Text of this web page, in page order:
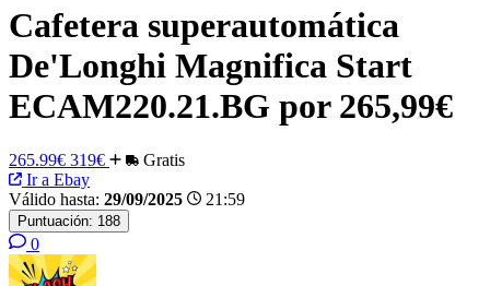
Cafetera superautomática
De'Longhi Magnifica Start
ECAM220.21.BG por 265,99€
265.99€ 319€
Gratis
Ir a Ebay
Válido hasta: 29/09/2025 21:59
Puntuación: 188
0